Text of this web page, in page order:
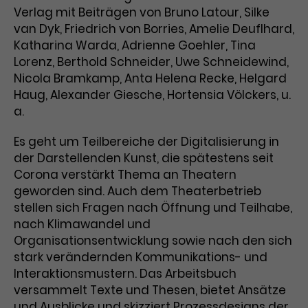
Benutzer*in wiedererkannt werden,
und es wird Zugang zu
geschützten Bereichen gewährt.
Name cookie_optin
Laufzeit 1 Monat
Zweck
Enthält die gewählten Tracking-
Optin-Einstellungen.
Laufzeit 2 Jahre
Dieses Cookie wird von Google
Analytics installiert. Das Cookie
wird verwendet, um
Besucher*innen-, Sitzungs- und
den Analysebericht der Website zu
verfolgen. Die Cookies speichern
Informationen anonym und weisen
eine zufallsgenerierte Nummer zu,
um Besuche zu erkennen.
Name _gid
Anbieter Google Analytics
Marketing
Diese Gruppe beinhaltet alle Scripte, die es uns
ermöglichen die Leistung unserer
Werbekampagnen zu analysieren und
Conversions zu messen. Außerdem helfen sie
uns dabei Werbeanzeigen und Inhalte besser auf
die Interessen unserer Nutzer abzustimmen.
Anbieter Google Ads
Laufzeit 3 Monate
Zweck
Wird von Google verwendet, um
die Effizienz von Werbeanzeigen zu
messen und Conversions zu
speichern. Dieses Cookie hilft dabei
nachzuvollziehen, ob Nutzer über
Google-Anzeigen auf unsere
Website gelangt sind.
Verlag mit Beiträgen von Bruno Latour, Silke
van Dyk, Friedrich von Borries, Amelie Deuflhard,
Katharina Warda, Adrienne Goehler, Tina
Lorenz, Berthold Schneider, Uwe Schneidewind,
Nicola Bramkamp, Anta Helena Recke, Helgard
Haug, Alexander Giesche, Hortensia Völckers, u.
a.
Es geht um Teilbereiche der Digitalisierung in
der Darstellenden Kunst, die spätestens seit
Corona verstärkt Thema an Theatern
geworden sind. Auch dem Theaterbetrieb
stellen sich Fragen nach Öffnung und Teilhabe,
nach Klimawandel und
Organisationsentwicklung sowie nach den sich
stark verändernden Kommunikations- und
Interaktionsmustern. Das Arbeitsbuch
versammelt Texte und Thesen, bietet Ansätze